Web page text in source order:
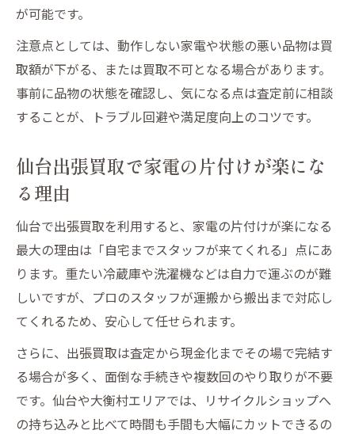
が可能です。
注意点としては、動作しない家電や状態の悪い品物は買
取額が下がる、または買取不可となる場合があります。
事前に品物の状態を確認し、気になる点は査定前に相談
することが、トラブル回避や満足度向上のコツです。
仙台出張買取で家電の片付けが楽にな
る理由
仙台で出張買取を利用すると、家電の片付けが楽になる
最大の理由は「自宅までスタッフが来てくれる」点にあ
ります。重たい冷蔵庫や洗濯機などは自力で運ぶのが難
しいですが、プロのスタッフが運搬から搬出まで対応し
てくれるため、安心して任せられます。
さらに、出張買取は査定から現金化までその場で完結す
る場合が多く、面倒な手続きや複数回のやり取りが不要
です。仙台や大衡村エリアでは、リサイクルショップへ
の持ち込みと比べて時間も手間も大幅にカットできるの